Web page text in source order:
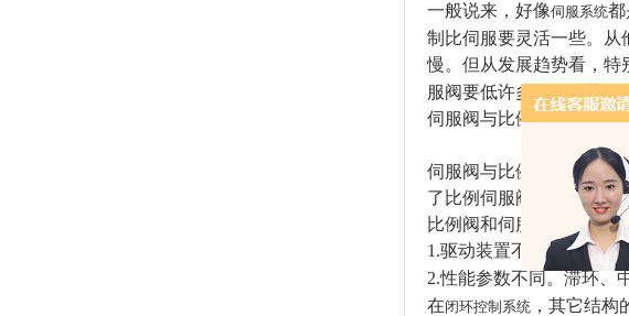
一般说来，好像伺服系统都
制比伺服要灵活一些。从
慢。但从发展趋势看，特
服阀要低许多，抗污染能
伺服阀与比例阀的区别
伺服阀与比例阀之间的差
了比例伺服阀。
比例阀和伺服阀的区别主
1.驱动装置不同。比例阀
2.性能参数不同。滞环、
在闭环控制系统 ，其它结构